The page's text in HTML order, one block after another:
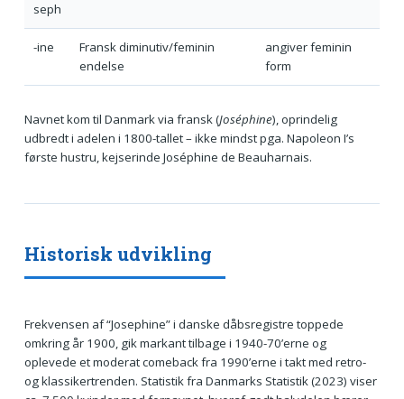
seph
-ine
Fransk diminutiv/feminin
endelse
angiver feminin
form
Navnet kom til Danmark via fransk (Joséphine), oprindelig
udbredt i adelen i 1800-tallet – ikke mindst pga. Napoleon I’s
første hustru, kejserinde Joséphine de Beauharnais.
Historisk udvikling
Frekvensen af “Josephine” i danske dåbsregistre toppede
omkring år 1900, gik markant tilbage i 1940-70’erne og
oplevede et moderat comeback fra 1990’erne i takt med retro-
og klassikertrenden. Statistik fra Danmarks Statistik (2023) viser